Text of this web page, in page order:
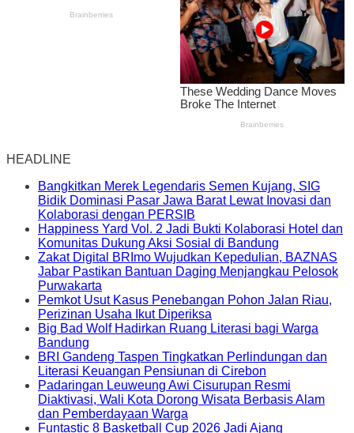
HEADLINE
Bangkitkan Merek Legendaris Semen Kujang, SIG
Bidik Dominasi Pasar Jawa Barat Lewat Inovasi dan
Kolaborasi dengan PERSIB
Happiness Yard Vol. 2 Jadi Bukti Kolaborasi Hotel dan
Komunitas Dukung Aksi Sosial di Bandung
Zakat Digital BRImo Wujudkan Kepedulian, BAZNAS
Jabar Pastikan Bantuan Daging Menjangkau Pelosok
Purwakarta
Pemkot Usut Kasus Penebangan Pohon Jalan Riau,
Perizinan Usaha Ikut Diperiksa
Big Bad Wolf Hadirkan Ruang Literasi bagi Warga
Bandung
BRI Gandeng Taspen Tingkatkan Perlindungan dan
Literasi Keuangan Pensiunan di Cirebon
Padaringan Leuweung Awi Cisurupan Resmi
Diaktivasi, Wali Kota Dorong Wisata Berbasis Alam
dan Pemberdayaan Warga
Funtastic 8 Basketball Cup 2026 Jadi Ajang